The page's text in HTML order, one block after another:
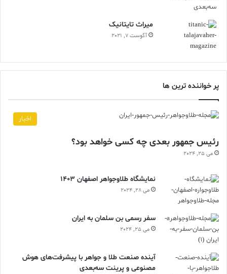
ميراث تايتانيک
آگوست 7, 2021
پر خواننده ترین ها
اخبار
رئیس جمهور بعدی چه کسی خواهد بود؟
می 25, 2024
نمایشگاه طلاوجواهر اصفهان 1403
می 28, 2024
سفر رسمی بن سلمان به ایران
می 25, 2024
آینده صنعت طلا و جواهر با پیشرفت‌های هوش
مصنوعی و پرینت سه‌بعدی